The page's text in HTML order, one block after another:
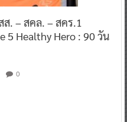
. – สคล. – สคร.1
5 Healthy Hero : 90 วัน
0